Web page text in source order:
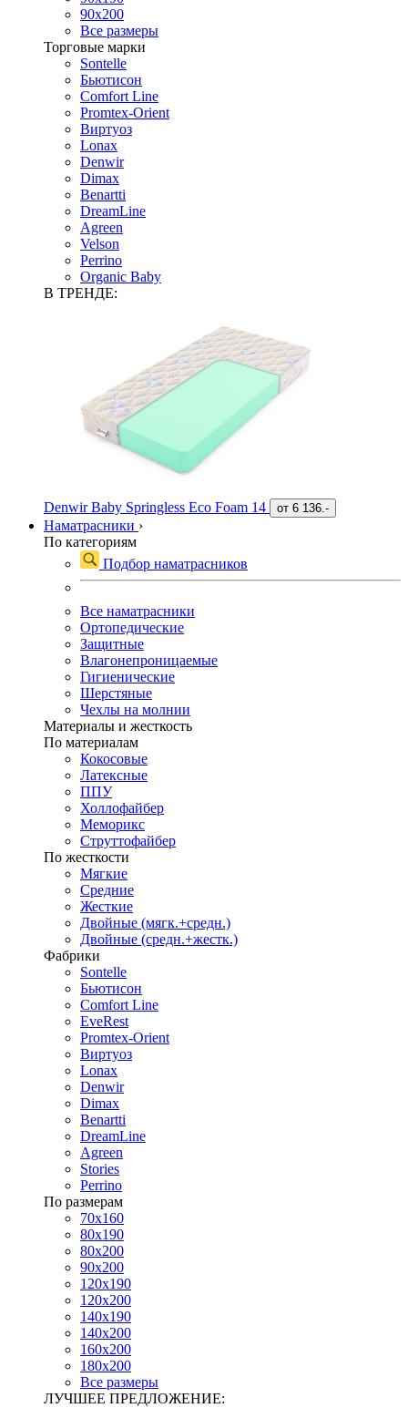
90х200
Все размеры
Торговые марки
Sontelle
Бьютисон
Comfort Line
Promtex-Orient
Виртуоз
Lonax
Denwir
Dimax
Benartti
DreamLine
Agreen
Velson
Perrino
Organic Baby
В ТРЕНДЕ:
Denwir Baby Springless Eco Foam 14 от 6 136.-
Наматрасники ›
По категориям
Подбор наматрасников
Все наматрасники
Ортопедические
Защитные
Влагонепроницаемые
Гигиенические
Шерстяные
Чехлы на молнии
Материалы и жесткость
По материалам
Кокосовые
Латексные
ППУ
Холлофайбер
Меморикс
Струттофайбер
По жесткости
Мягкие
Средние
Жесткие
Двойные (мягк.+средн.)
Двойные (средн.+жестк.)
Фабрики
Sontelle
Бьютисон
Comfort Line
EveRest
Promtex-Orient
Виртуоз
Lonax
Denwir
Dimax
Benartti
DreamLine
Agreen
Stories
Perrino
По размерам
70х160
80х190
80х200
90х200
120х190
120х200
140х190
140х200
160х200
180х200
Все размеры
ЛУЧШЕЕ ПРЕДЛОЖЕНИЕ: